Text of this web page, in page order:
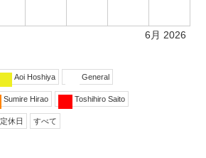
6月 2026
Aoi Hoshiya General
Sumire Hirao Toshihiro Saito
定休日 すべて